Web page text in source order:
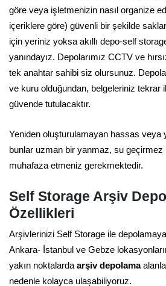
göre veya işletmenizin nasıl organize
içeriklere göre) güvenli bir şekilde
için yeriniz yoksa akıllı depo-self
yanındayız. Depolarımız CCTV ve
tek anahtar sahibi siz olursunuz.
ve kuru olduğundan, belgeleriniz tekrar
güvende tutulacaktır.
Yeniden oluşturulamayan hassas veya
bunlar uzman bir yanmaz, su geçirmez
muhafaza etmeniz gerekmektedir.
Self Storage Arşiv
Özellikleri
Arşivlerinizi Self Storage ile
Ankara- İstanbul ve Gebze
yakın noktalarda arşiv depolama
nedenle kolayca ulaşabiliyoruz.